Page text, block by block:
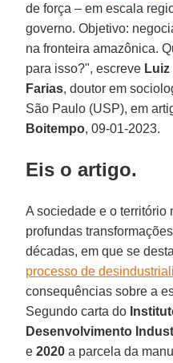
de força – em escala
governo. Objetivo:
na fronteira amazônica.
para isso?", escreve Luiz
Farias, doutor em
São Paulo (USP), em
Boitempo, 09-01-2023.
Eis o artigo.
A sociedade e o território
profundas
décadas, em que se
processo de
consequências sobre a
Segundo carta do
Desenvolvimento
e2020 a parcela da